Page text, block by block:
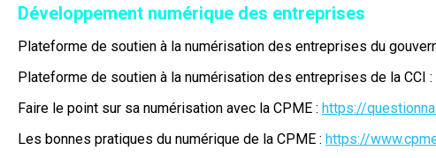
Développement numérique des entreprises
Plateforme de soutien à la numérisation des entreprises du
Plateforme de soutien à la numérisation des entreprises de la CCI :
Faire le point sur sa numérisation avec la CPME : https://
Les bonnes pratiques du numérique de la CPME : https://